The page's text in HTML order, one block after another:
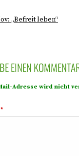
„Befreit leben“
EINEN
Adresse wird nicht
*